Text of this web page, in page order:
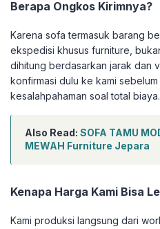
Berapa Ongkos Kirimnya?
Karena sofa termasuk barang
ekspedisi khusus furniture,
dihitung berdasarkan jarak dan
konfirmasi dulu ke kami
kesalahpahaman soal total biaya.
Also Read: SOFA TAMU
MEWAH Furniture Jepara
Kenapa Harga Kami Bisa
Kami produksi langsung dari